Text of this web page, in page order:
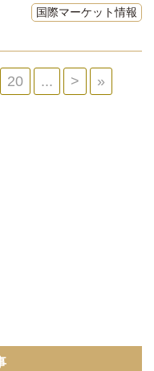
国際マーケット情報
20 ... > »